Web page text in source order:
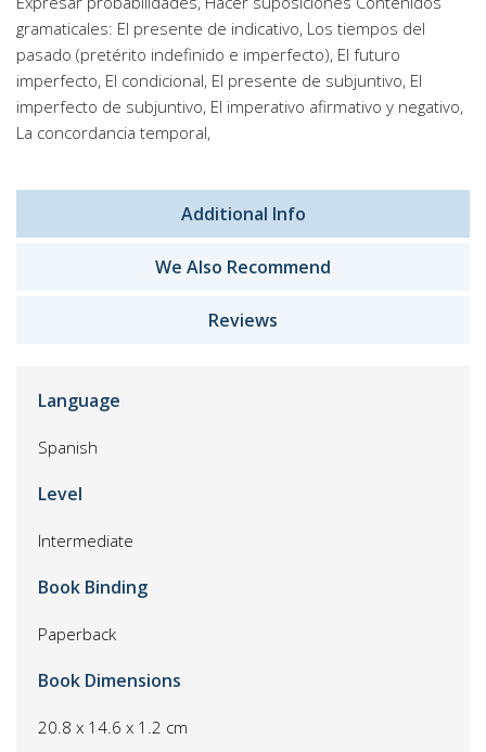
gramaticales: El presente de indicativo, Los tiempos del
pasado (pretérito indefinido e imperfecto), El futuro
imperfecto, El condicional, El presente de subjuntivo, El
imperfecto de subjuntivo, El imperativo afirmativo y negativo,
La concordancia temporal,
Additional Info
We Also Recommend
Reviews
Language
Spanish
Level
Intermediate
Book Binding
Paperback
Book Dimensions
20.8 x 14.6 x 1.2 cm